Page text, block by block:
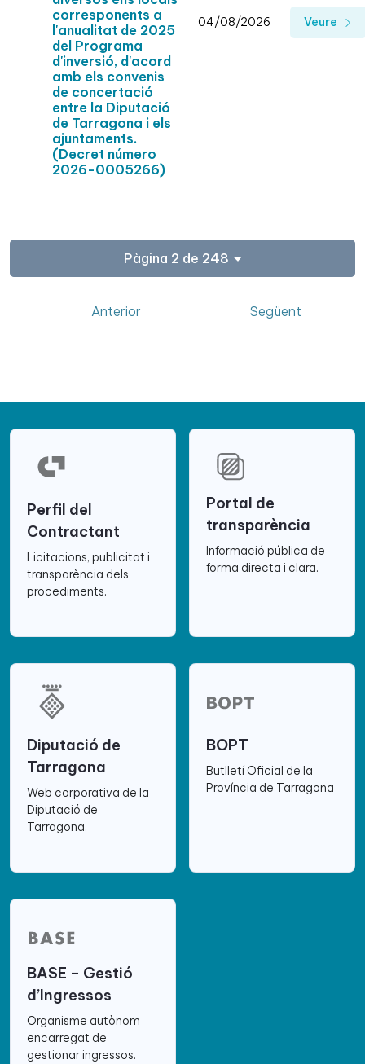
corresponents a
l'anualitat de 2025
del Programa
d'inversió, d'acord
amb els convenis
de concertació
entre la Diputació
de Tarragona i els
ajuntaments.
(Decret número
2026-0005266)
04/08/2026 Veure
Pàgina 2 de 248
Anterior Següent
Perfil del
Contractant
Licitacions, publicitat i
transparència dels
procediments.
Portal de
transparència
Informació pública de
forma directa i clara.
Diputació de
Tarragona
Web corporativa de la
Diputació de
Tarragona.
BOPT
Butlletí Oficial de la
Província de Tarragona
BASE – Gestió
d’Ingressos
Organisme autònom
encarregat de
gestionar ingressos.